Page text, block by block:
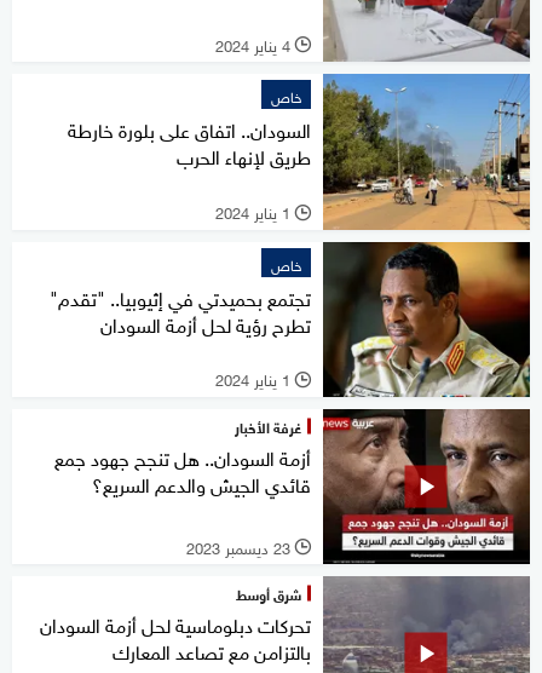
l 4 يناير 2024
خاص
السودان.. اتفاق على بلورة خارطة
طريق لإنهاء الحرب
l 1 يناير 2024
خاص
تجتمع بحميدتي في إثيوبيا.. "تقدم"
تطرح رؤية لحل أزمة السودان
l 1 يناير 2024
غرفة الأخبار
أزمة السودان.. هل تنجح جهود جمع
قائدي الجيش والدعم السريع؟
l 23 ديسمبر 2023
شرق أوسط
تحركات دبلوماسية لحل أزمة السودان
بالتزامن مع تصاعد المعارك